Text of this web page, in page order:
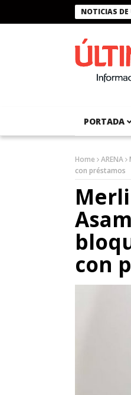
NOTICIAS
Presidente Bukele
PORTADA
Home ARENA
con préstamos
con